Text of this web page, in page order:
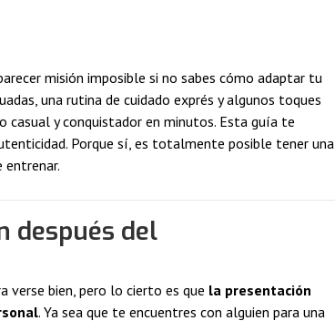
misión imposible si no sabes cómo adaptar tu
una rutina de cuidado exprés y algunos toques
y conquistador en minutos. Esta guía te
Porque sí, es totalmente posible tener una
entrenar.
después del
verse bien, pero lo cierto es que la presentación
. Ya sea que te encuentres con alguien para una